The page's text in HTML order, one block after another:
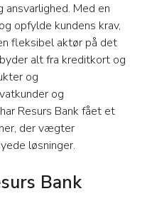
Med en
opfylde kundens krav,
fleksibel aktør på det
alt fra kreditkort og
og
og
Resurs Bank fået et
der vægter
løsninger.
Bank